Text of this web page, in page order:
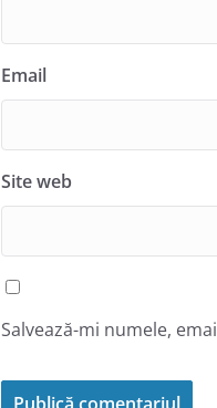
Email
Site web
Salvează-mi numele,